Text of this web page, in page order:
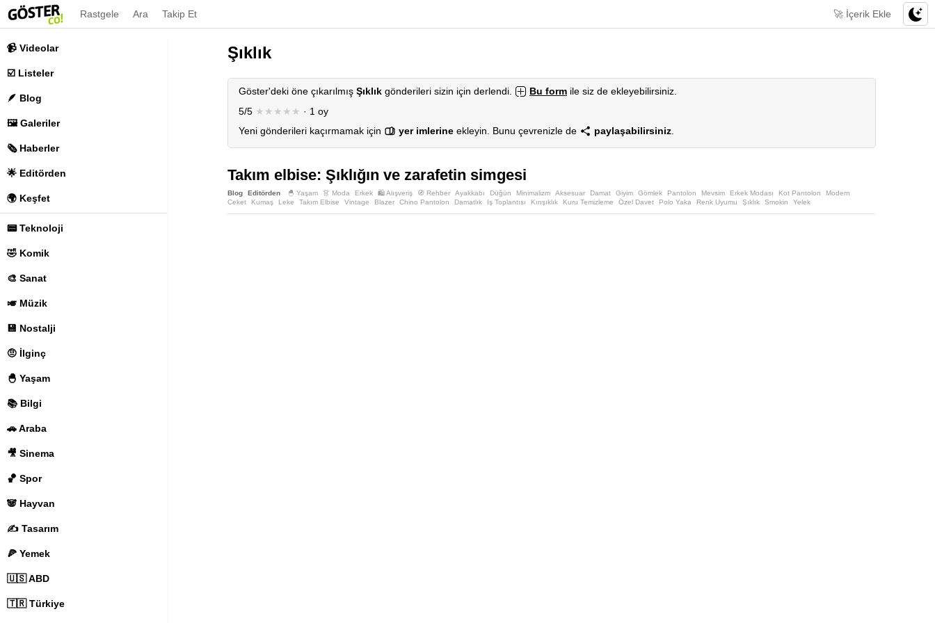
📹 Videolar
☑️ Listeler
🪶 Blog
🖼️ Galeriler
🗞️ Haberler
🌟 Editörden
🌍 Keşfet
📟 Teknoloji
🤣 Komik
🎨 Sanat
🎺 Müzik
💾 Nostalji
🤨 İlginç
🐣 Yaşam
📚 Bilgi
🚗 Araba
🎥 Sinema
🏀 Spor
🐼 Hayvan
✍️ Tasarım
🍕 Yemek
🇺🇸 ABD
🇹🇷 Türkiye
Rastgele Ara Takip Et 🚀 İçerik Ekle
Şıklık
Göster'deki öne çıkarılmış Şıklık gönderileri sizin için derlendi. Bu form ile siz de ekleyebilirsiniz.
5/5 ★★★★★ · 1 oy
Yeni gönderileri kaçırmamak için
yer imlerine ekleyin. Bunu çevrenizle de paylaşabilirsiniz
Takım elbise: Şıklığın ve zarafetin simgesi
Blog Editörden 🐣 Yaşam 👗 Moda Erkek 🛍️ Alışveriş 🧭 Rehber Ayakkabı Düğün Minimalizm Aksesuar Damat Giyim Gömlek Pantolon Mevsim Erkek Modası Kot Pantolon
Modern
Ceket
Kumaş Leke Takım Elbise Vintage Blazer Chino Pantolon Damatlık Iş Toplantısı Kırışıklık Kuru Temizleme Özel Davet Polo Yaka Renk Uyumu Şıklık Smokin
Yelek